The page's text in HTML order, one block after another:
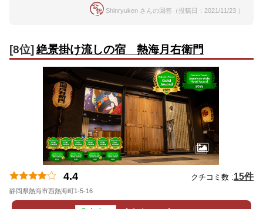
Shinryuken さんの回答（投稿日：2021/11/23 ）
[8位]絶景掛け流しの宿 熱海月右衛門
4.4 クチコミ数 :15件
静岡県熱海市西熱海町1-5-16